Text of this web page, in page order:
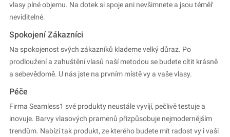
vlasy plné objemu. Na dotek si spoje ani nevšimnete a jsou téměř
neviditelné.
Spokojení Zákazníci
Na spokojenost svých zákazníků klademe velký důraz. Po
prodloužení a zahuštění vlasů naší metodou se budete cítit krásně
a sebevědomě. U nás jste na prvním místě vy a vaše vlasy.
Péče
Firma Seamless1 své produkty neustále vyvíjí, pečlivě testuje a
inovuje. Barvy vlasových pramenů přizpůsobuje nejmodernějším
trendům. Nabízí tak produkt, ze kterého budete mít radost vy i vaši